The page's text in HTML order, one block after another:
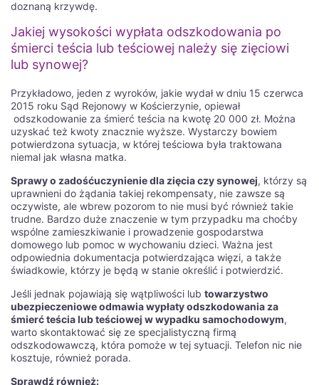
Шансы на победу в онлайн-казино Izzi становятся все более
выгодными для российских игроков. Стремительный рост
популярности казино среди российской аудитории привел к
тому, что Izzi внес значительные изменения в свою систему
игры. Теперь российские игроки имеют уникальную
возможность увеличить свои шансы на победу и получить
еще больше удовольствия от игры.
Одним из ключевых изменений является введение
специальных бонусов и акций, доступных исключительно
для российских игроков. Теперь каждый российский игрок
может получить дополнительные бонусы при регистрации и
пополнении счета. Это позволяет увеличить начальный
капитал и повысить шансы на выигрыш. Кроме того, Izzi
предлагает российским игрокам регулярные промоакции,
включающие фриспины, кэшбэк и другие приятные бонусы.
Еще одно преимущество для российских игроков -
разнообразие игровых автоматов, доступных на платформе
Izzi. Казино предлагает широкий выбор слотов различных
тематик, от классических до современных. Российские
игроки могут наслаждаться любимыми играми и открывать
для себя новые, увеличивая свои шансы на победу. Все
игровые автоматы на Izzi казино работают на лицензионном
софте, что гарантирует честность и надежность игры.
Изучение правил и условий игры в
doznaną krzywdę.
Jakiej wysokości wypłata odszkodowania po
śmierci teścia lub teściowej należy się zięciowi
lub synowej?
Przykładowo, jeden z wyroków, jakie wydał w dniu 15 czerwca
2015 roku Sąd Rejonowy w Kościerzynie, opiewał
odszkodowanie za śmierć teścia na kwotę 20 000 zł. Można
uzyskać też kwoty znacznie wyższe. Wystarczy bowiem
potwierdzona sytuacja, w której teściowa była traktowana
niemal jak własna matka.
Sprawy o zadośćuczynienie dla zięcia czy synowej, którzy są
uprawnieni do żądania takiej rekompensaty, nie zawsze są
oczywiste, ale wbrew pozorom to nie musi być również takie
trudne. Bardzo duże znaczenie w tym przypadku ma choćby
wspólne zamieszkiwanie i prowadzenie gospodarstwa
domowego lub pomoc w wychowaniu dzieci. Ważna jest
odpowiednia dokumentacja potwierdzająca więzi, a także
świadkowie, którzy je będą w stanie określić i potwierdzić.
Jeśli jednak pojawiają się wątpliwości lub towarzystwo
ubezpieczeniowe odmawia wypłaty odszkodowania za
śmierć teścia lub teściowej w wypadku samochodowym,
warto skontaktować się ze specjalistyczną firmą
odszkodowawczą, która pomoże w tej sytuacji. Telefon nic nie
kosztuje, również porada.
Sprawdź również: